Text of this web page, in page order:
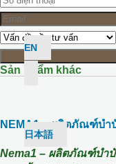
EN
日本語
Sản phẩm khác
NEMA1 – ผลิตภัณฑ์บำ
Nema1 – ผลิตภัณฑ์บำ